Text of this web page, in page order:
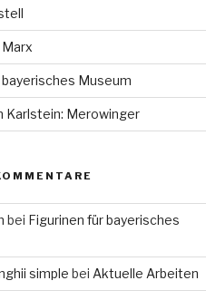
Museum
Karlstein: Merowinger
bei Figurinen für bayerisches
simple bei Aktuelle Arbeiten